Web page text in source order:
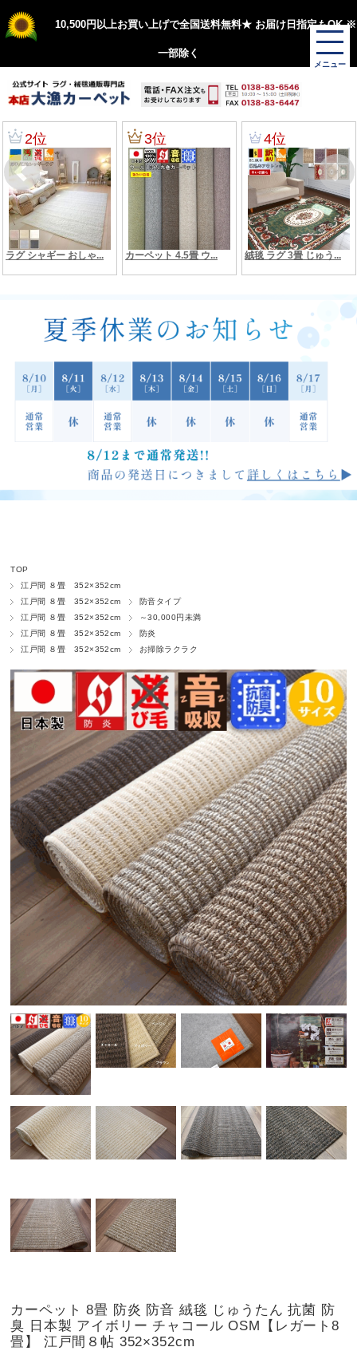
10,500円以上お買い上げで全国送料無料★ お届け日指定もOK ※
一部除く
TOP
江戸間 ８畳 352×352cm
江戸間 ８畳 352×352cm
防音タイプ
江戸間 ８畳 352×352cm
～30,000円未満
江戸間 ８畳 352×352cm
防炎
江戸間 ８畳 352×352cm
お掃除ラクラク
カーペット 8畳 防炎 防音 絨毯 じゅうたん 抗菌 防
臭 日本製 アイボリー チャコール OSM【レガート8
畳】 江戸間８帖 352×352cm